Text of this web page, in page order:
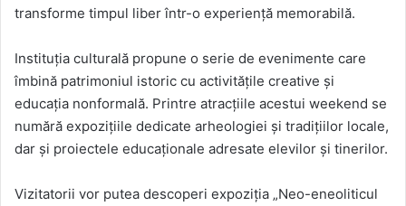
transforme timpul liber într-o experiență memorabilă.
Instituția culturală propune o serie de evenimente care
îmbină patrimoniul istoric cu activitățile creative și
educația nonformală. Printre atracțiile acestui weekend se
numără expozițiile dedicate arheologiei și tradițiilor locale,
dar și proiectele educaționale adresate elevilor și tinerilor.
Vizitatorii vor putea descoperi expoziția „Neo-eneoliticul